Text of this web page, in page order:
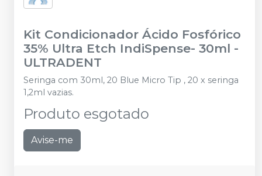
Kit Condicionador Ácido Fosfórico
35% Ultra Etch IndiSpense- 30ml -
ULTRADENT
Seringa com 30ml, 20 Blue Micro Tip , 20 x seringa
1,2ml vazias.
Produto esgotado
Avise-me